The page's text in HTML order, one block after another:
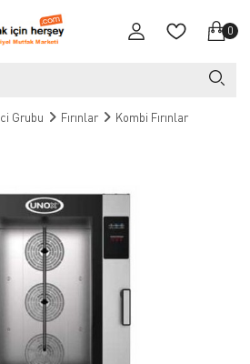
0
Grubu Fırınlar Kombi Fırınlar